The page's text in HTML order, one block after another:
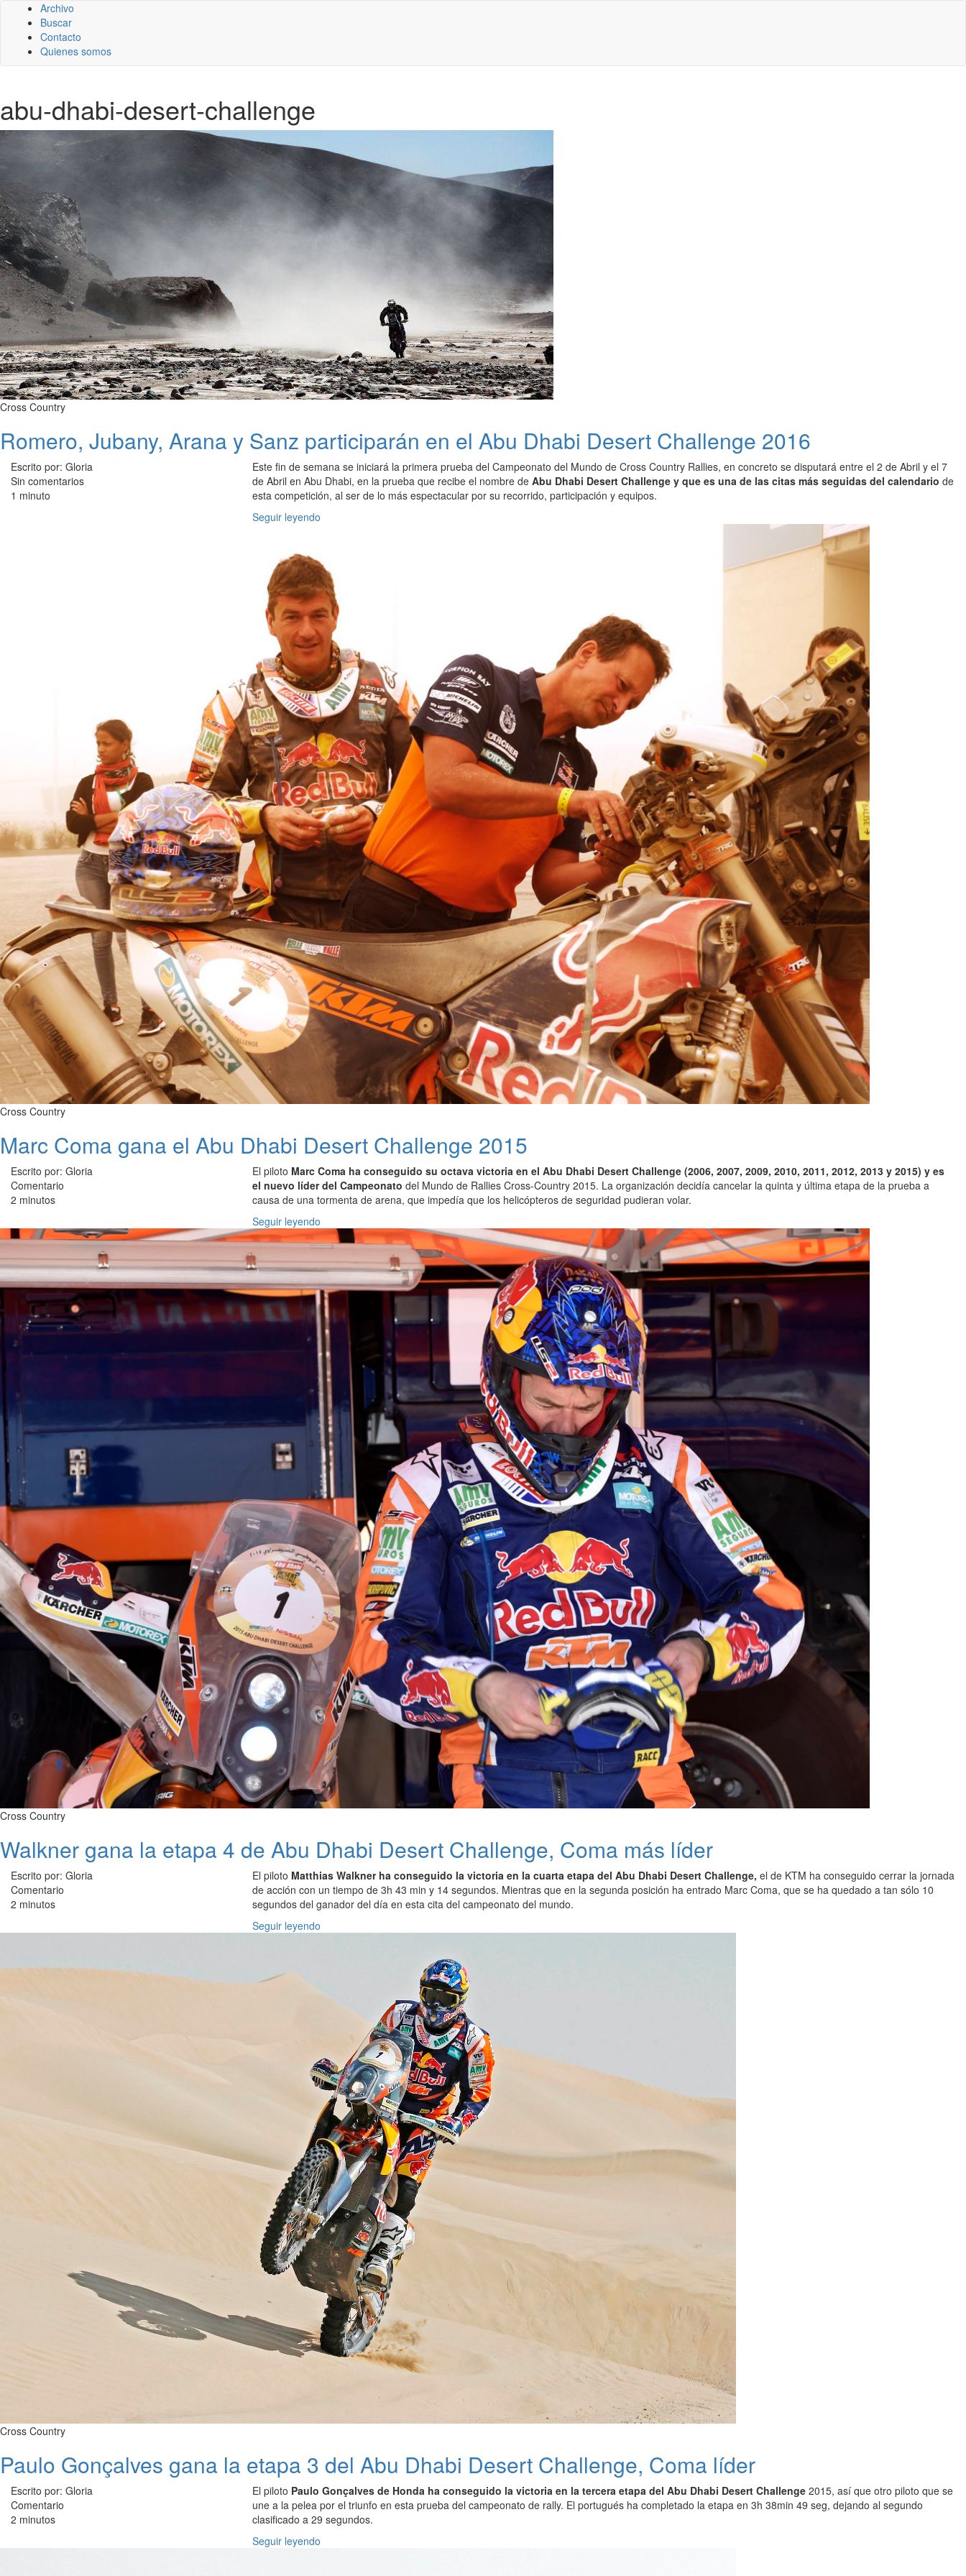
Archivo
Buscar
Contacto
Quienes somos
abu-dhabi-desert-challenge
Cross Country
Romero, Jubany, Arana y Sanz participarán en el Abu Dhabi Desert Challenge 2016
Escrito por: Gloria
Sin comentarios
1 minuto
Este fin de semana se iniciará la primera prueba del Campeonato del Mundo de Cross Country Rallies, en concreto se disputará entre el 2 de Abril y el 7
de Abril en Abu Dhabi, en la prueba que recibe el nombre de Abu Dhabi Desert Challenge y que es una de las citas más seguidas del calendario de
esta competición, al ser de lo más espectacular por su recorrido, participación y equipos.
Seguir leyendo
Cross Country
Marc Coma gana el Abu Dhabi Desert Challenge 2015
Escrito por: Gloria
Comentario
2 minutos
El piloto Marc Coma ha conseguido su octava victoria en el Abu Dhabi Desert Challenge (2006, 2007, 2009, 2010, 2011, 2012, 2013 y 2015) y es
el nuevo líder del Campeonato del Mundo de Rallies Cross-Country 2015. La organización decidía cancelar la quinta y última etapa de la prueba a
causa de una tormenta de arena, que impedía que los helicópteros de seguridad pudieran volar.
Seguir leyendo
Cross Country
Walkner gana la etapa 4 de Abu Dhabi Desert Challenge, Coma más líder
Escrito por: Gloria
Comentario
2 minutos
El piloto Matthias Walkner ha conseguido la victoria en la cuarta etapa del Abu Dhabi Desert Challenge, el de KTM ha conseguido cerrar la jornada
de acción con un tiempo de 3h 43 min y 14 segundos. Mientras que en la segunda posición ha entrado Marc Coma, que se ha quedado a tan sólo 10
segundos del ganador del día en esta cita del campeonato del mundo.
Seguir leyendo
Cross Country
Paulo Gonçalves gana la etapa 3 del Abu Dhabi Desert Challenge, Coma líder
Escrito por: Gloria
Comentario
2 minutos
El piloto Paulo Gonçalves de Honda ha conseguido la victoria en la tercera etapa del Abu Dhabi Desert Challenge 2015, así que otro piloto que se
une a la pelea por el triunfo en esta prueba del campeonato de rally. El portugués ha completado la etapa en 3h 38min 49 seg, dejando al segundo
clasificado a 29 segundos.
Seguir leyendo